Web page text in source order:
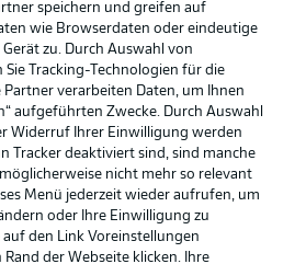
Voreinstellungen verwalten
Nutzungsbedingungen
Kontakt
Impressum
Spieler
speichern und greifen auf
wie Browserdaten oder eindeutige
zu. Durch Auswahl von
Tracking-Technologien für die
Partner verarbeiten Daten, um Ihnen
aufgeführten Zwecke. Durch Auswahl
Widerruf Ihrer Einwilligung werden
Tracker deaktiviert sind, sind manche
nicht mehr so relevant
Menü jederzeit wieder aufrufen, um
oder Ihre Einwilligung zu
den Link Voreinstellungen
der Webseite klicken. Ihre